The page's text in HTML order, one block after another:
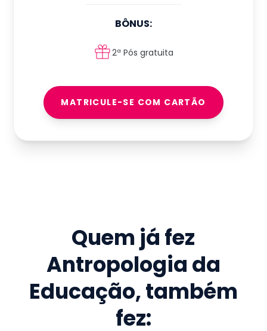
BÔNUS:
2ª Pós gratuita
MATRICULE-SE COM CARTÃO
Quem já fez
Antropologia da
Educação, também
fez: